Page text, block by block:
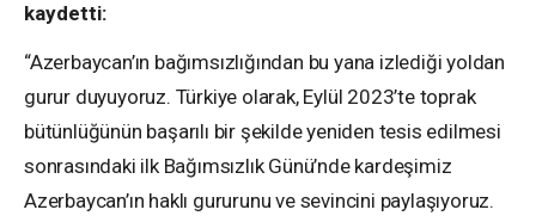
kaydetti:
“Azerbaycan’ın bağımsızlığından bu yana izlediği yoldan
gurur duyuyoruz. Türkiye olarak, Eylül 2023’te toprak
bütünlüğünün başarılı bir şekilde yeniden tesis edilmesi
sonrasındaki ilk Bağımsızlık Günü’nde kardeşimiz
Azerbaycan’ın haklı gururunu ve sevincini paylaşıyoruz.